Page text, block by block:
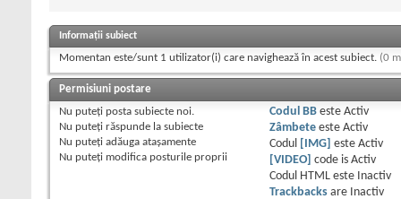
Informații subiect
Momentan este/sunt 1 utilizator(i) care navighează în acest subiect. (0
Permisiuni postare
Nu puteţi posta subiecte noi.
Nu puteţi răspunde la subiecte
Nu puteţi adăuga ataşamente
Nu puteţi modifica posturile proprii
Codul BBeste Activ
Zâmbeteeste Activ
Codul
[IMG] este Activ
[VIDEO] code is Activ
Codul HTML este
Inactiv
Trackbacksare
Inactiv